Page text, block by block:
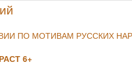
ПО МОТИВАМ РУССКИХ
6+